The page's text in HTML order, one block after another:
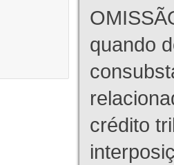
quando
crédito